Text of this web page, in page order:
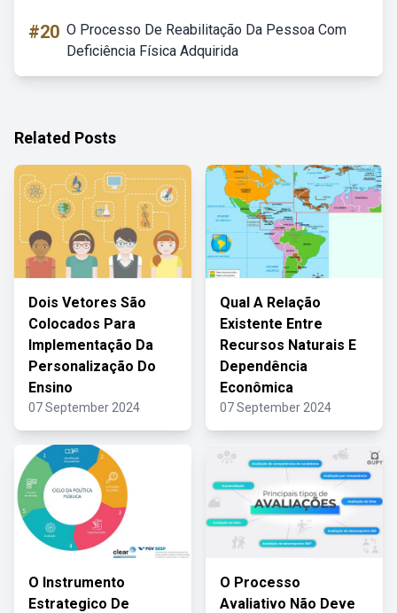
#20 O Processo De Reabilitação Da Pessoa Com
Deficiência Física Adquirida
Related Posts
Dois Vetores São
Colocados Para
Implementação Da
Personalização Do
Ensino
07 September 2024
Qual A Relação
Existente Entre
Recursos Naturais E
Dependência
Econômica
07 September 2024
O Instrumento
Estrategico De
O Processo
Avaliativo Não Deve